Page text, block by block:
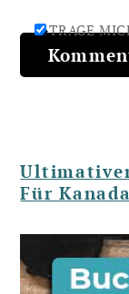
TRAGE
Für Kanada